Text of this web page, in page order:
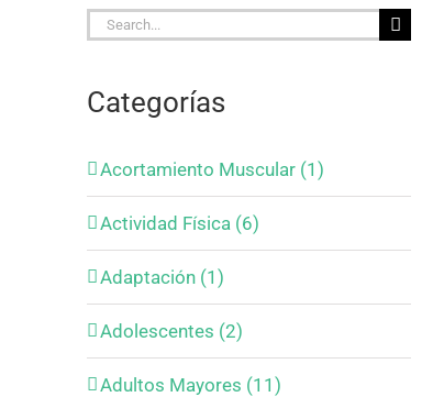
Search
Categorías
Acortamiento Muscular (1)
Actividad Física (6)
Adaptación (1)
Adolescentes (2)
Adultos Mayores (11)